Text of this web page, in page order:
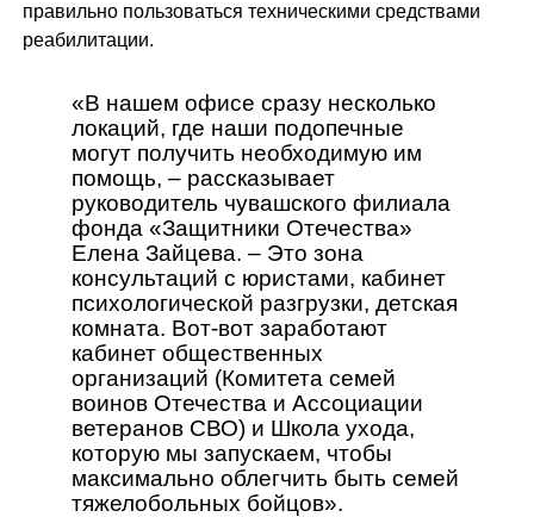
правильно пользоваться техническими средствами
реабилитации.
«В нашем офисе сразу несколько
локаций, где наши подопечные
могут получить необходимую им
помощь, – рассказывает
руководитель чувашского филиала
фонда «Защитники Отечества»
Елена Зайцева. – Это зона
консультаций с юристами, кабинет
психологической разгрузки, детская
комната. Вот-вот заработают
кабинет общественных
организаций (Комитета семей
воинов Отечества и Ассоциации
ветеранов СВО) и Школа ухода,
которую мы запускаем, чтобы
максимально облегчить быть семей
тяжелобольных бойцов».